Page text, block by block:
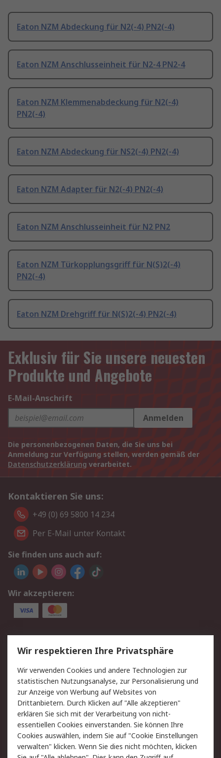
Eaton NZM Abdeckung für N2(-4) PN2(-4)
Eaton NZM Anschlusseinheit für N2-4 PN2-4
Eaton NZM Klemmenabdeckung für N2(-4)
PN2(-4)
Eaton NZM Abdeckung für NS2(-4) PN2(-4)
Eaton NZM Adapter für N2(-4) PN2(-4)
Eaton NZM Anschlusseinheit für N2 PN2
Eaton NZM Türkopplungsgriff für N(S)2(-4)
PN2(-4)
Eaton NZM Drehgriff für N(S)2(-4) PN2(-4)
Exklusiv für Sie unsere neuesten
Produkte und Angebote
E-Mail-Anschrift
Anmelden
Die personenbezogenen Daten, die Sie uns bei
Anmeldung zur Verfügung stellen, werden gemäß der
Datenschutzerklärung verarbeitet.
Kontaktieren Sie uns:
+49 (0) 69 5800 14 234
Per E-Mail unter Kontakt
Sie finden uns auch auf:
Wir akzeptieren:
Service
Value Added Services
Lieferlösungen
Rücksendungen
Kontakt
Hilfe
Privatkunden
Rechtliches
AGB
Datenschutz
Cookie-Richtlinie
Zahlungsbedingungen
Wir respektieren Ihre Privatsphäre
Wir verwenden Cookies und andere Technologien zur
statistischen Nutzungsanalyse, zur Personalisierung und
zur Anzeige von Werbung auf Websites von
Drittanbietern. Durch Klicken auf "Alle akzeptieren"
erklären Sie sich mit der Verarbeitung von nicht-
essentiellen Cookies einverstanden. Sie können Ihre
Cookies auswählen, indem Sie auf "Cookie Einstellungen
verwalten" klicken. Wenn Sie dies nicht möchten, klicken